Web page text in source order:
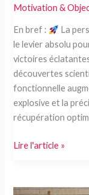
Motivation &
En bref :
La
le levier absolu
victoires
découvertes
fonctionnelle
explosive et la
récupération
Comment
atteignent-
Lire l'article »